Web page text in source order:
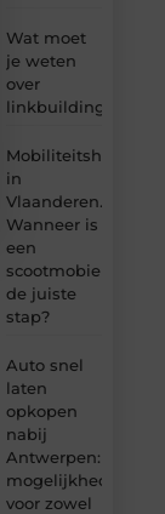
Wat moet
je weten
over
linkbuilding?
in
Vlaanderen.
Wanneer is
een
scootmobiel
de juiste
stap?
Auto snel
laten
opkopen
nabij
Antwerpen:
mogelijkheden
voor zowel